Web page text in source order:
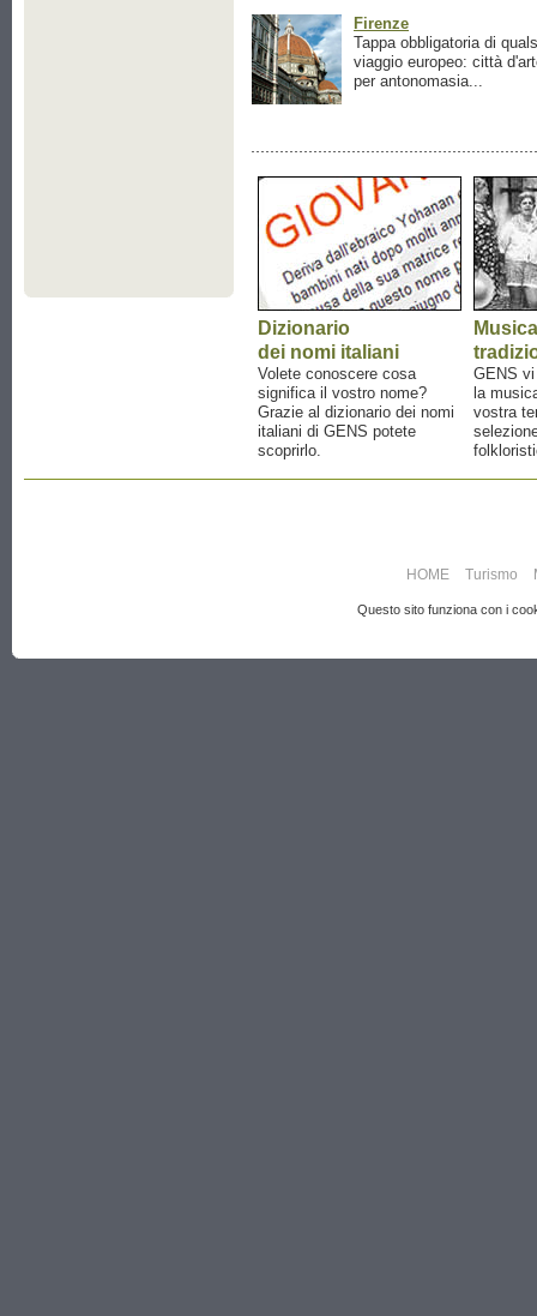
Firenze
Tappa obbligatoria di
viaggio europeo: città
per antonomasia...
Dizionario
dei nomi italiani
Volete conoscere cosa
significa il vostro nome?
Grazie al dizionario dei nomi
italiani di GENS potete
scoprirlo.
Musica
GENS
la
vostra
HOME Turismo
Questo sito funziona con i